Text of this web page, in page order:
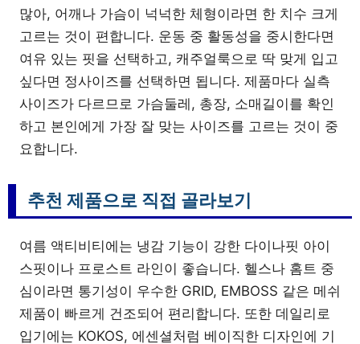
많아, 어깨나 가슴이 넉넉한 체형이라면 한 치수 크게
고르는 것이 편합니다. 운동 중 활동성을 중시한다면
여유 있는 핏을 선택하고, 캐주얼룩으로 딱 맞게 입고
싶다면 정사이즈를 선택하면 됩니다. 제품마다 실측
사이즈가 다르므로 가슴둘레, 총장, 소매길이를 확인
하고 본인에게 가장 잘 맞는 사이즈를 고르는 것이 중
요합니다.
추천 제품으로 직접 골라보기
여름 액티비티에는 냉감 기능이 강한 다이나핏 아이
스핏이나 프로스트 라인이 좋습니다. 헬스나 홈트 중
심이라면 통기성이 우수한 GRID, EMBOSS 같은 메쉬
제품이 빠르게 건조되어 편리합니다. 또한 데일리로
입기에는 KOKOS, 에센셜처럼 베이직한 디자인에 기